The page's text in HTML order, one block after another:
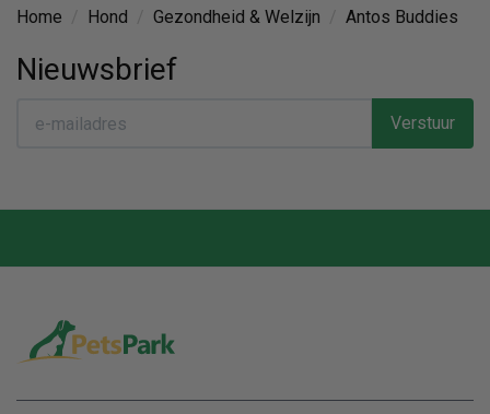
Home Hond Gezondheid & Welzijn Antos Buddies
Nieuwsbrief
Verstuur